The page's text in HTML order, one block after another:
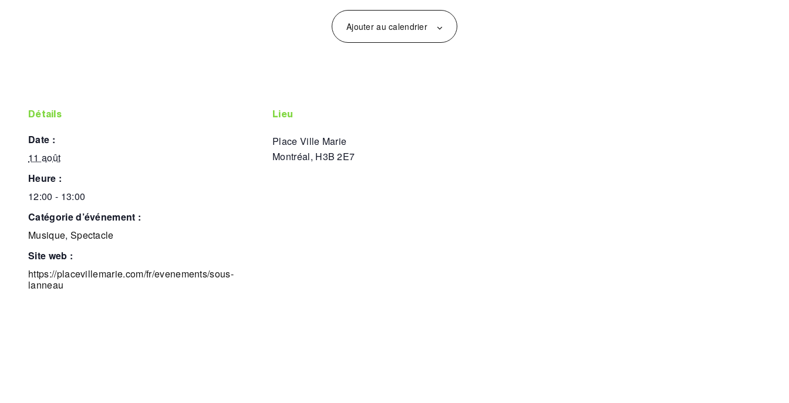
Ajouter au calendrier
détails
date :
11 août
heure :
12:00 - 13:00
catégorie d’événement :
Musique, Spectacle
site web :
https://placevillemarie.com/fr/evenements/sous-
lanneau
lieu
Place Ville Marie
Montréal, H3B 2E7